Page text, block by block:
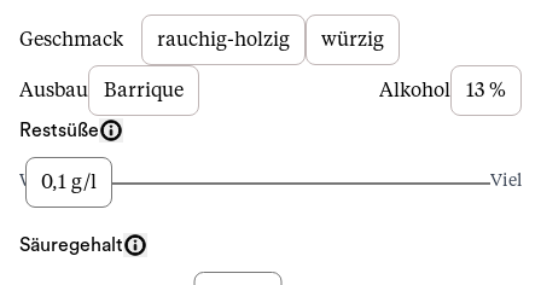
Beschreibung
Geschmack rauchig-holzig würzig
Ausbau Barrique Alkohol 13 %
Restsüße
Wenig0,1 g/l Viel
Säuregehalt